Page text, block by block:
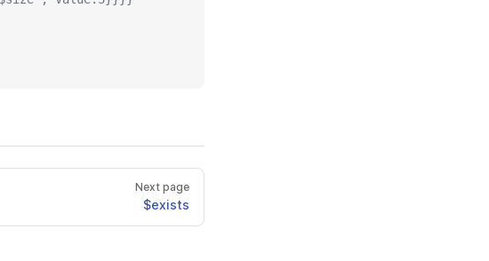
Next page
$exists